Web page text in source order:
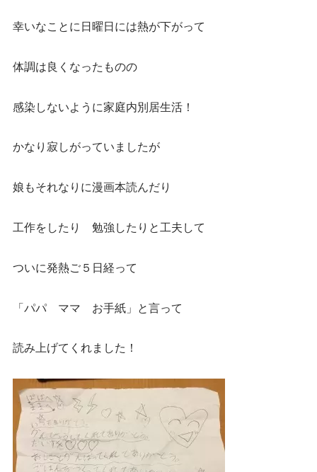
幸いなことに日曜日には熱が下がって
体調は良くなったものの
感染しないように家庭内別居生活！
かなり寂しがっていましたが
娘もそれなりに漫画本読んだり
工作をしたり 勉強したりと工夫して
ついに発熱ご５日経って
「パパ ママ お手紙」と言って
読み上げてくれました！